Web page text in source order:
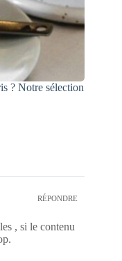
? Notre sélection
RÉPONDRE
, si le contenu